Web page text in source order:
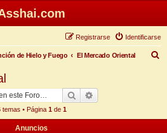
Identificarse
Registrarse
de Hielo y Fuego El Mercado Oriental
Buscar
temas • Página 1de 1
Anuncios